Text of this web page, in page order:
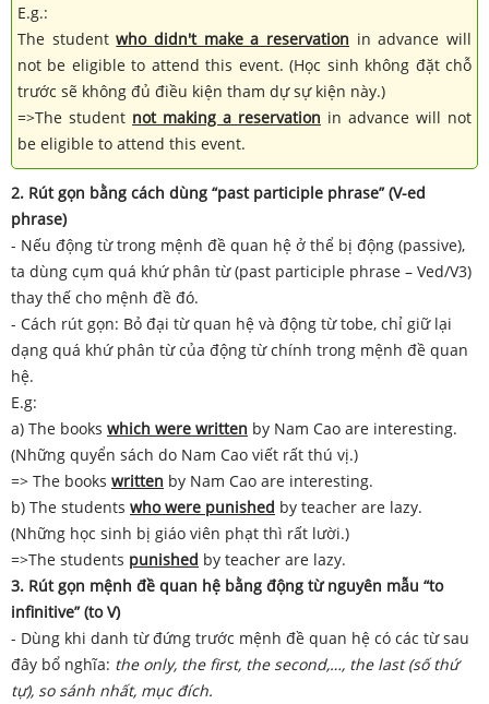
E.g.:
The studentwho didn't make a reservation in advance will
not be eligible to attend this event. (Học sinh không đặt chỗ
trước sẽ không đủ điều kiện tham dự sự kiện này.)
=>The student not making a reservation in advance will not
be eligible to attend this event.
2. Rút gọn bằng cách dùng “past participle phrase” (V-ed
phrase)
- Nếu động từ trong mệnh đề quan hệ ở thể bị động (passive),
ta dùng cụm quá khứ phân từ (past participle phrase – Ved/V3)
thay thế cho mệnh đề đó.
- Cách rút gọn: Bỏ đại từ quan hệ và động từ tobe, chỉ giữ lại
dạng quá khứ phân từ của động từ chính trong mệnh đề quan
hệ.
E.g:
a) The books which were written by Nam Cao are interesting.
(Những quyển sách do Nam Cao viết rất thú vị.)
=> The books written by Nam Cao are interesting.
b) The students who were punished by teacher are lazy.
(Những học sinh bị giáo viên phạt thì rất lười.)
=>The students punished by teacher are lazy.
3. Rút gọn mệnh đề quan hệ bằng động từ nguyên mẫu “to
infinitive” (to V)
- Dùng khi danh từ đứng trước mệnh đề quan hệ có các từ sau
đây bổ nghĩa: the only, the first, the second,…, the last (số thứ
tự), so sánh nhất, mục đích.